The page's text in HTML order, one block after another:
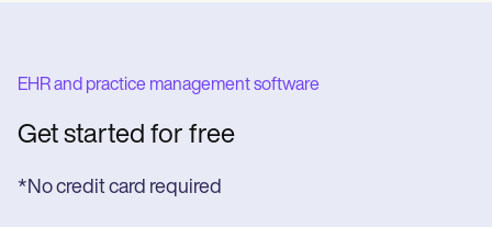
EHR and practice management software
Get started for free
*No credit card required